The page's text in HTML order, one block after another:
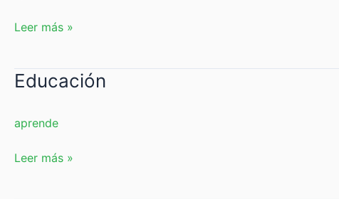
Leer más »
Educación
aprende
Educación
Leer más »